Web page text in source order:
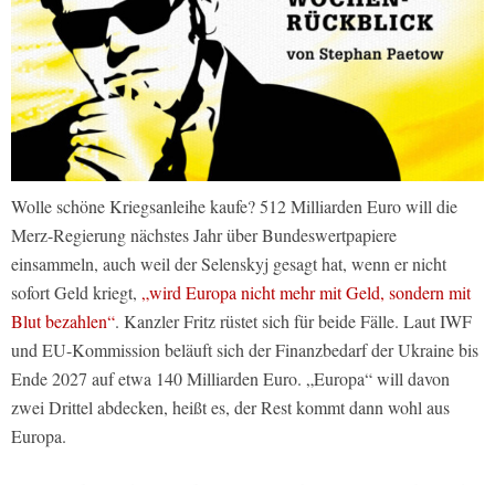
Wolle schöne Kriegsanleihe kaufe? 512 Milliarden Euro will die
Merz-Regierung nächstes Jahr über Bundeswertpapiere
einsammeln, auch weil der Selenskyj gesagt hat, wenn er nicht
sofort Geld kriegt, „wird Europa nicht mehr mit Geld, sondern mit
Blut bezahlen“. Kanzler Fritz rüstet sich für beide Fälle. Laut IWF
und EU-Kommission beläuft sich der Finanzbedarf der Ukraine bis
Ende 2027 auf etwa 140 Milliarden Euro. „Europa“ will davon
zwei Drittel abdecken, heißt es, der Rest kommt dann wohl aus
Europa.